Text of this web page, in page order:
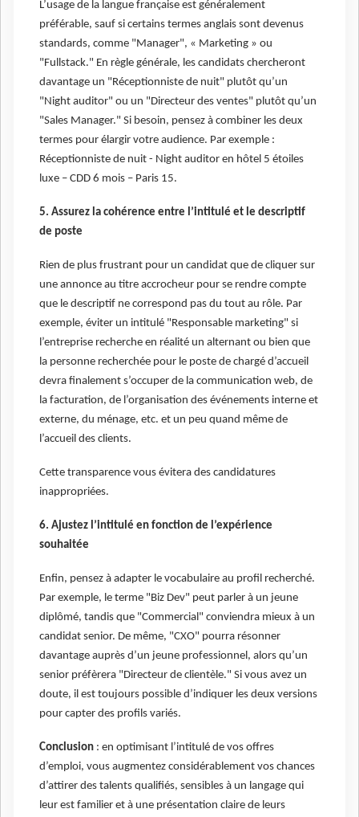
L’usage de la langue française est généralement
préférable, sauf si certains termes anglais sont devenus
standards, comme "Manager", « Marketing » ou
"Fullstack." En règle générale, les candidats chercheront
davantage un "Réceptionniste de nuit" plutôt qu’un
"Night auditor" ou un "Directeur des ventes" plutôt qu’un
"Sales Manager." Si besoin, pensez à combiner les deux
termes pour élargir votre audience. Par exemple :
Réceptionniste de nuit - Night auditor en hôtel 5 étoiles
luxe – CDD 6 mois – Paris 15.
5. Assurez la cohérence entre l’intitulé et le descriptif
de poste
Rien de plus frustrant pour un candidat que de cliquer sur
une annonce au titre accrocheur pour se rendre compte
que le descriptif ne correspond pas du tout au rôle. Par
exemple, éviter un intitulé "Responsable marketing" si
l’entreprise recherche en réalité un alternant ou bien que
la personne recherchée pour le poste de chargé d’accueil
devra finalement s’occuper de la communication web, de
la facturation, de l’organisation des événements interne et
externe, du ménage, etc. et un peu quand même de
l’accueil des clients.
Cette transparence vous évitera des candidatures
inappropriées.
6. Ajustez l’intitulé en fonction de l’expérience
souhaitée
Enfin, pensez à adapter le vocabulaire au profil recherché.
Par exemple, le terme "Biz Dev" peut parler à un jeune
diplômé, tandis que "Commercial" conviendra mieux à un
candidat senior. De même, "CXO" pourra résonner
davantage auprès d’un jeune professionnel, alors qu’un
senior préfèrera "Directeur de clientèle." Si vous avez un
doute, il est toujours possible d’indiquer les deux versions
pour capter des profils variés.
Conclusion : en optimisant l’intitulé de vos offres
d’emploi, vous augmentez considérablement vos chances
d’attirer des talents qualifiés, sensibles à un langage qui
leur est familier et à une présentation claire de leurs